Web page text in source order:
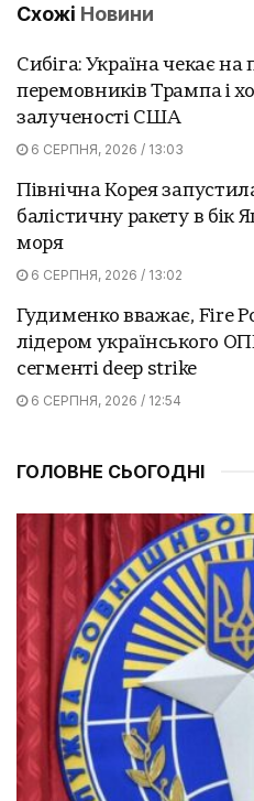
Схожі Новини
Сибіга: Україна чекає на
перемовників Трампа і
залученості США
6 СЕРПНЯ, 2026 / 13:03
Північна Корея
балістичну ракету в бік
моря
6 СЕРПНЯ, 2026 / 13:02
Гудименко вважає, Fire
лідером українського
сегменті deep strike
6 СЕРПНЯ, 2026 / 12:54
ГОЛОВНЕ СЬОГОДНІ